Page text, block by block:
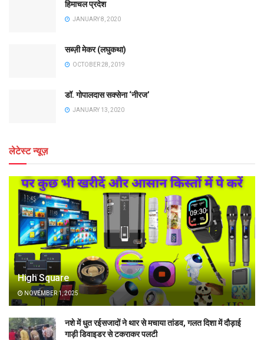
हिमाचल प्रदेश
JANUARY 8, 2020
सब्ज़ी मेकर (लघुकथा)
OCTOBER 28, 2019
डॉ. गोपालदास सक्सेना ‘नीरज’
JANUARY 13, 2020
लेटेस्ट न्यूज़
High Square
NOVEMBER 1, 2025
नशे में धुत रईसजादों ने थार से मचाया तांडव, गलत दिशा में दौड़ाई
गाड़ी डिवाइडर से टकराकर पलटी